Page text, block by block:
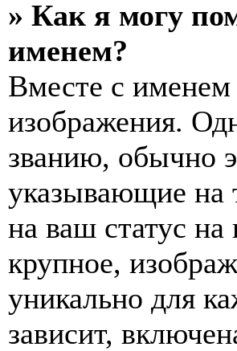
» Как я могу
именем?
Вместе с именем
изображения.
званию, обычно
указывающие на
на ваш статус
крупное,
уникально для
зависит,